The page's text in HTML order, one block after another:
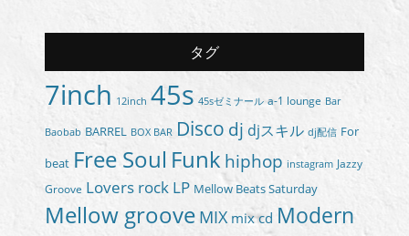
タグ
7inch 12inch 45s 45sゼミナール a-1 lounge Bar
Baobab BARREL BOX BAR Disco dj djスキル dj配信 For
beat Free Soul Funkhiphop instagram Jazzy
Groove Lovers rock LP Mellow Beats Saturday
Mellow groove MIX mix cd Modern